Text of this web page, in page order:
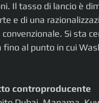
Il tasso di lancio è
e di una
Si sta
al punto in cui
controproducente